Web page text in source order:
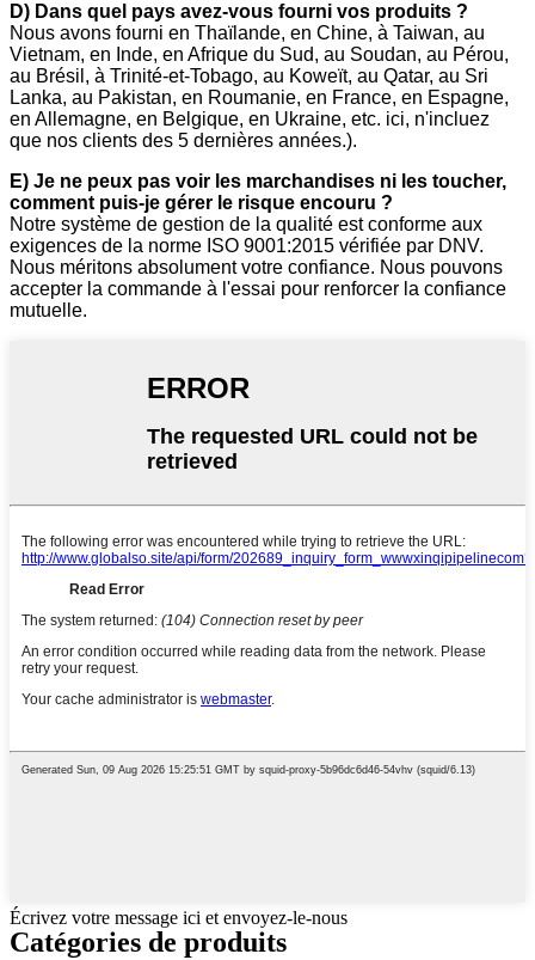
D) Dans quel pays avez-vous fourni vos produits ?
Nous avons fourni en Thaïlande, en Chine, à Taiwan, au
Vietnam, en Inde, en Afrique du Sud, au Soudan, au Pérou,
au Brésil, à Trinité-et-Tobago, au Koweït, au Qatar, au Sri
Lanka, au Pakistan, en Roumanie, en France, en Espagne,
en Allemagne, en Belgique, en Ukraine, etc. ici, n'incluez
que nos clients des 5 dernières années.).
E) Je ne peux pas voir les marchandises ni les toucher,
comment puis-je gérer le risque encouru ?
Notre système de gestion de la qualité est conforme aux
exigences de la norme ISO 9001:2015 vérifiée par DNV.
Nous méritons absolument votre confiance. Nous pouvons
accepter la commande à l'essai pour renforcer la confiance
mutuelle.
Écrivez votre message ici et envoyez-le-nous
Catégories de produits